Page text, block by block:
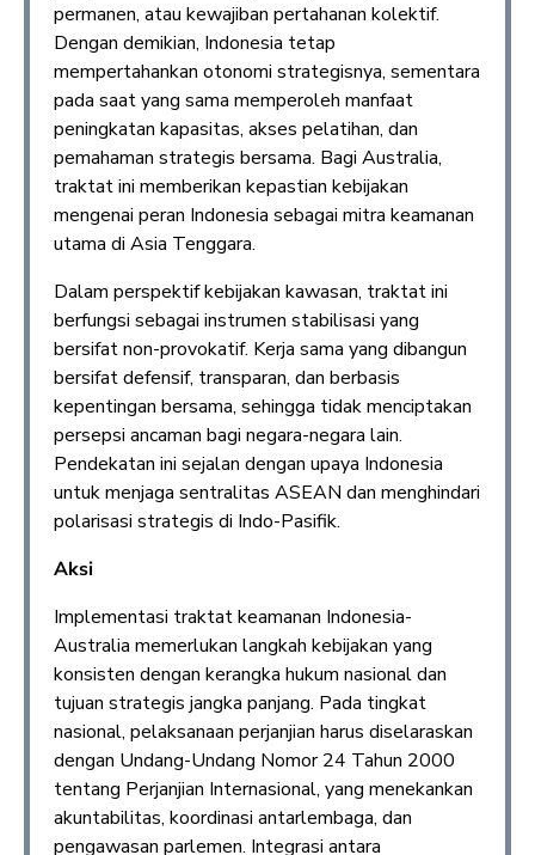
permanen, atau kewajiban pertahanan kolektif.
Dengan demikian, Indonesia tetap
mempertahankan otonomi strategisnya, sementara
pada saat yang sama memperoleh manfaat
peningkatan kapasitas, akses pelatihan, dan
pemahaman strategis bersama. Bagi Australia,
traktat ini memberikan kepastian kebijakan
mengenai peran Indonesia sebagai mitra keamanan
utama di Asia Tenggara.
Dalam perspektif kebijakan kawasan, traktat ini
berfungsi sebagai instrumen stabilisasi yang
bersifat non-provokatif. Kerja sama yang dibangun
bersifat defensif, transparan, dan berbasis
kepentingan bersama, sehingga tidak menciptakan
persepsi ancaman bagi negara-negara lain.
Pendekatan ini sejalan dengan upaya Indonesia
untuk menjaga sentralitas ASEAN dan menghindari
polarisasi strategis di Indo-Pasifik.
Aksi
Implementasi traktat keamanan Indonesia-
Australia memerlukan langkah kebijakan yang
konsisten dengan kerangka hukum nasional dan
tujuan strategis jangka panjang. Pada tingkat
nasional, pelaksanaan perjanjian harus diselaraskan
dengan Undang-Undang Nomor 24 Tahun 2000
tentang Perjanjian Internasional, yang menekankan
akuntabilitas, koordinasi antarlembaga, dan
pengawasan parlemen. Integrasi antara